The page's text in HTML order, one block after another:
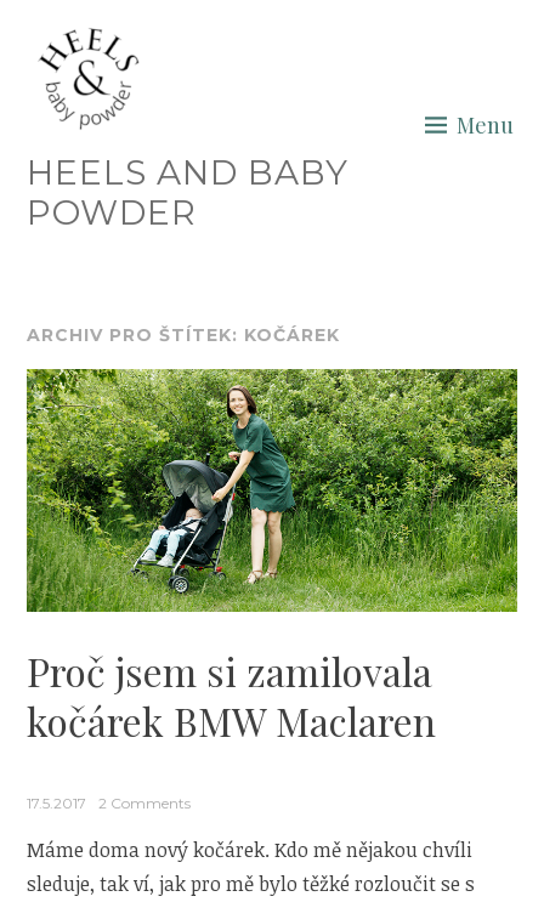
content
HEELS AND BABY
POWDER
Menu
ARCHIV PRO ŠTÍTEK: KOČÁREK
Proč jsem si zamilovala
kočárek BMW Maclaren
17.5.2017 2 Comments
Máme doma nový kočárek. Kdo mě nějakou chvíli
sleduje, tak ví, jak pro mě bylo těžké rozloučit se s